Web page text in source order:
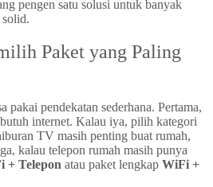
pengen satu solusi untuk banyak
Paket yang Paling
pakai pendekatan sederhana. Pertama,
internet. Kalau iya, pilih kategori
TV masih penting buat rumah,
kalau telepon rumah masih punya
+ Telepon atau paket lengkap WiFi +